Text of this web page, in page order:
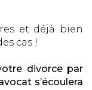
et déjà bien
cas !
divorce par
s’écoulera